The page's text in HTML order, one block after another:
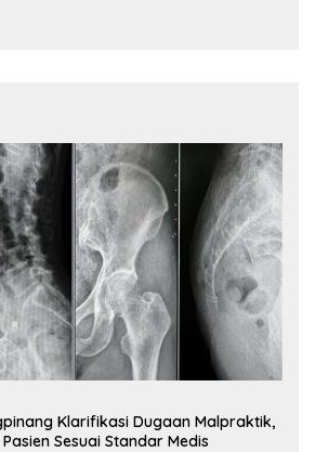
Klarifikasi Dugaan Malpraktik,
Sesuai Standar Medis